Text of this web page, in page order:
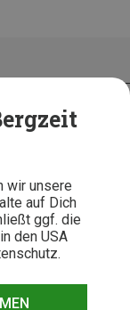
wir unsere
auf Dich
ggf. die
den USA